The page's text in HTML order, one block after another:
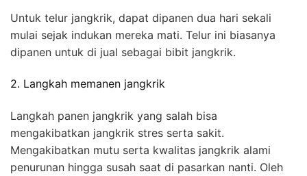
Untuk telur jangkrik, dapat dipanen dua hari sekali
mulai sejak indukan mereka mati. Telur ini biasanya
dipanen untuk di jual sebagai bibit jangkrik.
2. Langkah memanen jangkrik
Langkah panen jangkrik yang salah bisa
mengakibatkan jangkrik stres serta sakit.
Mengakibatkan mutu serta kwalitas jangkrik alami
penurunan hingga susah saat di pasarkan nanti. Oleh